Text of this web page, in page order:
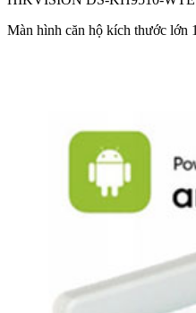
Màn hình căn hộ kích thước lớn